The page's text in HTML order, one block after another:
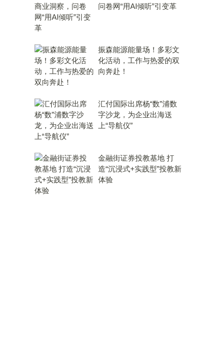
问卷网“用AI倾听”引变革
振森能源能量场！多彩文
化活动，工作与热爱的双
向奔赴！
汇付国际出席杨“数”浦数
字沙龙，为企业出海送
上“导航仪”
金融街证券投教基地 打
造“沉浸式+实践型”投教新
体验